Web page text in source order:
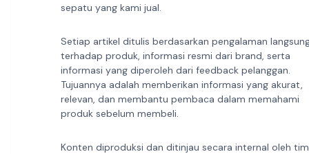
sepatu yang kami jual.
Setiap artikel ditulis berdasarkan pengalaman
terhadap produk, informasi resmi dari brand, serta
informasi yang diperoleh dari feedback pelanggan.
Tujuannya adalah memberikan informasi yang akurat,
relevan, dan membantu pembaca dalam memahami
produk sebelum membeli.
Konten diproduksi dan ditinjau secara internal oleh tim